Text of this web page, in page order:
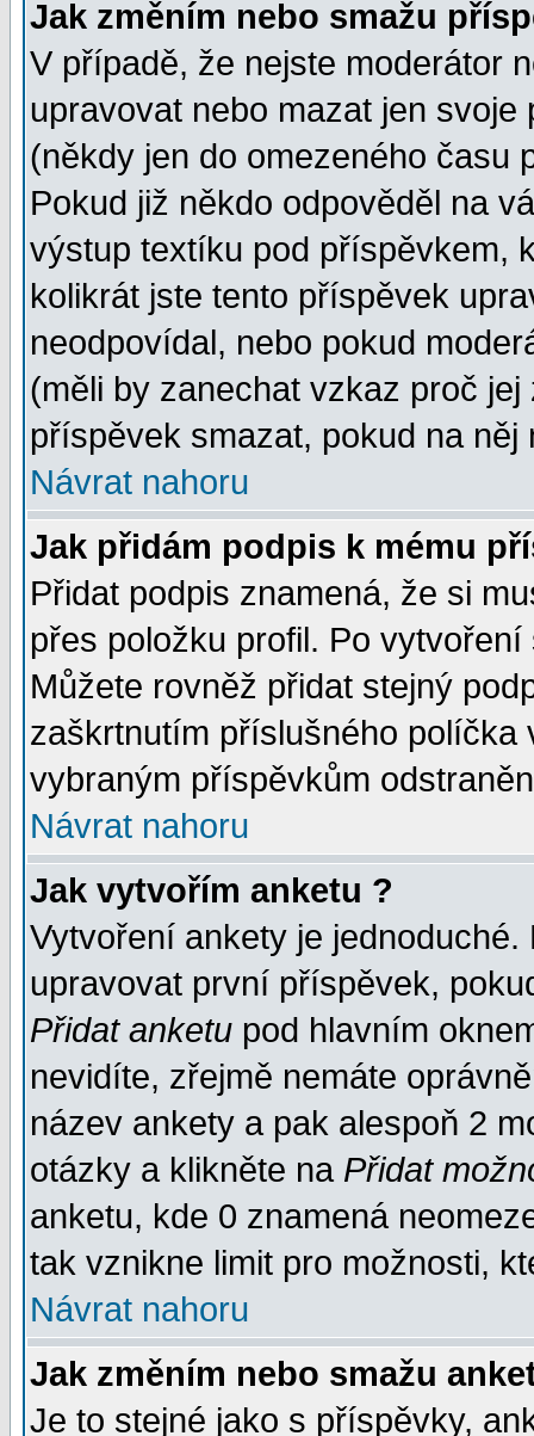
Jak změním nebo smažu
V případě, že nejste moderátor
upravovat nebo mazat jen
(někdy jen do omezeného
Pokud již někdo odpověděl na
výstup textíku pod příspěvkem,
kolikrát jste tento příspěvek
neodpovídal, nebo pokud
(měli by zanechat vzkaz proč
příspěvek smazat, pokud na něj
Návrat nahoru
Jak přidám podpis k mému
Přidat podpis znamená, že si
přes položku profil. Po
Můžete rovněž přidat stejný
zaškrtnutím příslušného políčka
vybraným příspěvkům
Návrat nahoru
Jak vytvořím anketu ?
Vytvoření ankety je
upravovat první příspěvek,
Přidat anketu pod hlavním
nevidíte, zřejmě nemáte
název ankety a pak alespoň 2
otázky a klikněte na Přidat
anketu, kde 0 znamená
tak vznikne limit pro možnosti,
Návrat nahoru
Jak změním nebo smažu
Je to stejné jako s příspěvky,